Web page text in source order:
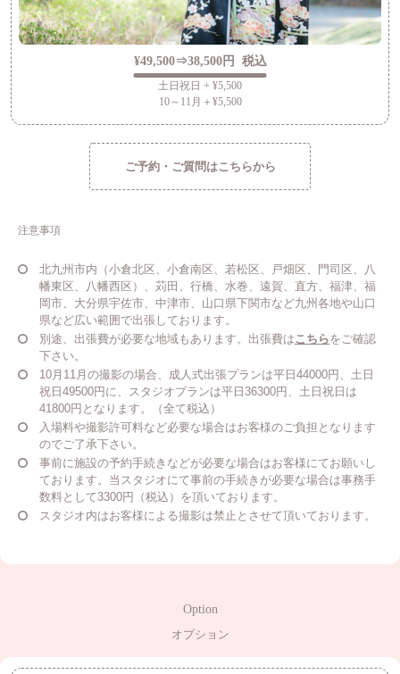
¥49,500⇒38,500円 税込
土日祝日 + ¥5,500
10～11月＋¥5,500
ご予約・ご質問はこちらから
注意事項
北九州市内（小倉北区、小倉南区、若松区、戸畑区、門司区、八
幡東区、八幡西区）、苅田、行橋、水巻、遠賀、直方、福津、福
岡市、大分県宇佐市、中津市、山口県下関市など九州各地や山口
県など広い範囲で出張しております。
別途、出張費が必要な地域もあります。出張費はこちらをご確認
下さい。
10月11月の撮影の場合、成人式出張プランは平日44000円、土日
祝日49500円に、スタジオプランは平日36300円、土日祝日は
41800円となります。（全て税込）
入場料や撮影許可料など必要な場合はお客様のご負担となります
のでご了承下さい。
事前に施設の予約手続きなどが必要な場合はお客様にてお願いし
ております。当スタジオにて事前の手続きが必要な場合は事務手
数料として3300円（税込）を頂いております。
スタジオ内はお客様による撮影は禁止とさせて頂いております。
Option
オプション